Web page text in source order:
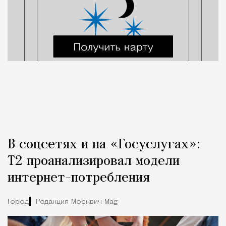
В соцсетях и на «Госуслугах»:
Т2 проанализировал модели
интернет-потребления
Город Редакция Москвич Mag